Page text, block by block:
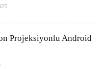
Projeksiyonlu Android